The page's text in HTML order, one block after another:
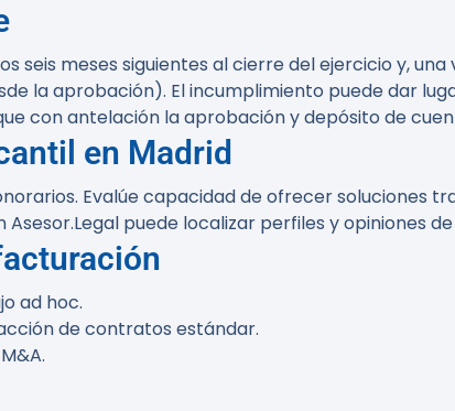
seis meses siguientes al cierre del ejercicio y,
la aprobación). El incumplimiento puede dar
con antelación la aprobación y depósito de
en Madrid
Evalúe capacidad de ofrecer soluciones
puede localizar perfiles y opiniones
ad hoc.
de contratos estándar.